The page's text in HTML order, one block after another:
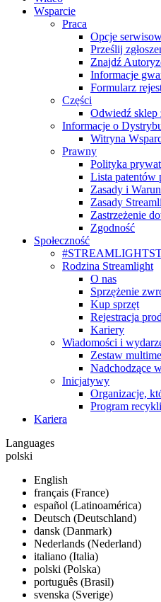
Wsparcie
Praca
Opcje
Prześlij
Znajdź
Informacje
Formularz
Części
Odwiedź sklep
Informacje o
Witryna
Prawny
Polityka
Lista patentów
Zasady i
Zasady
Zastrzeżenie
Zgodność
Społeczność
Rodzina Streamlight
O nas
Sprzężenie
Kup sprzęt
Rejestracja
Kariery
Wiadomości i
Zestaw
Nadchodzące
Inicjatywy
Organizacje,
Program
Kariera
Languages
polski
English
français (France)
español (Latinoamérica)
Deutsch (Deutschland)
dansk (Danmark)
Nederlands (Nederland)
italiano (Italia)
polski (Polska)
português (Brasil)
svenska (Sverige)